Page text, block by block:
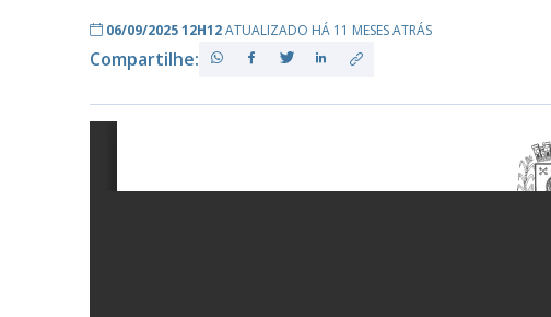
06/09/2025 12H12ATUALIZADO HÁ 11 MESES ATRÁS
Compartilhe: